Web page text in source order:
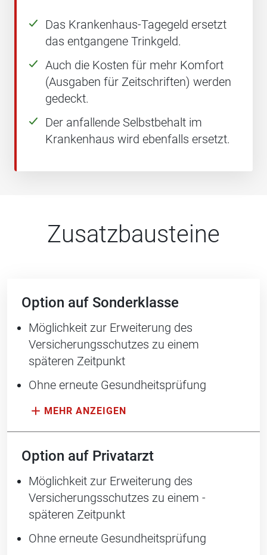
Das Krankenhaus-Tagegeld ersetzt
das entgangene Trinkgeld.
Auch die Kosten für mehr Komfort
(Ausgaben für Zeitschriften) werden
gedeckt.
Der anfallende Selbstbehalt im
Krankenhaus wird ebenfalls ersetzt.
Zusatzbausteine
Option auf Sonderklasse
Möglichkeit zur Erweiterung des
Versicherungsschutzes zu einem
späteren Zeitpunkt
Ohne erneute Gesundheitsprüfung
Option auf Privatarzt
Möglichkeit zur Erweiterung des
Versicherungsschutzes zu einem ­
späteren Zeitpunkt
Ohne erneute Gesundheitsprüfung